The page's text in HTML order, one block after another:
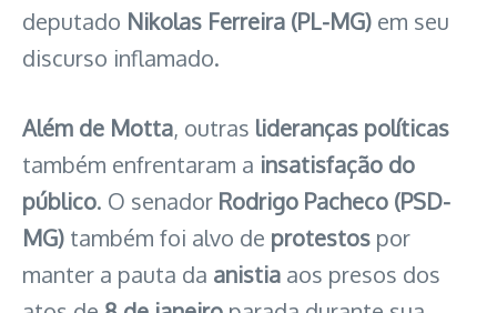
deputado Nikolas Ferreira (PL-MG) em seu
discurso inflamado.
Além de Motta, outras lideranças políticas
também enfrentaram a insatisfação do
público. O senador Rodrigo Pacheco (PSD-
MG) também foi alvo de protestos por
manter a pauta da anistia aos presos dos